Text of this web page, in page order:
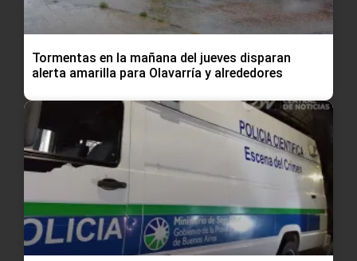
Tormentas en la mañana del jueves disparan
alerta amarilla para Olavarría y alrededores